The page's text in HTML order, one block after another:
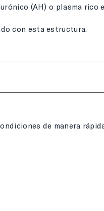
(AH) o plasma rico
con esta estructura.
de manera